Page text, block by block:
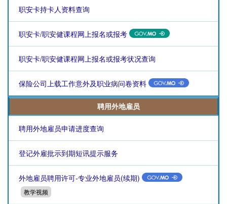
职安卡持卡人资料查询
职安卡/职安健课程网上报名或报考
职安卡/职安健课程网上报名或报考状况查询
保险公司上载工作意外及职业病问卷资料
聘用外地雇员
聘用外地雇员申请进度查询
登记外雇批示到期短讯提示服务
外地雇员聘用许可-专业外地雇员(续期)
教学视频